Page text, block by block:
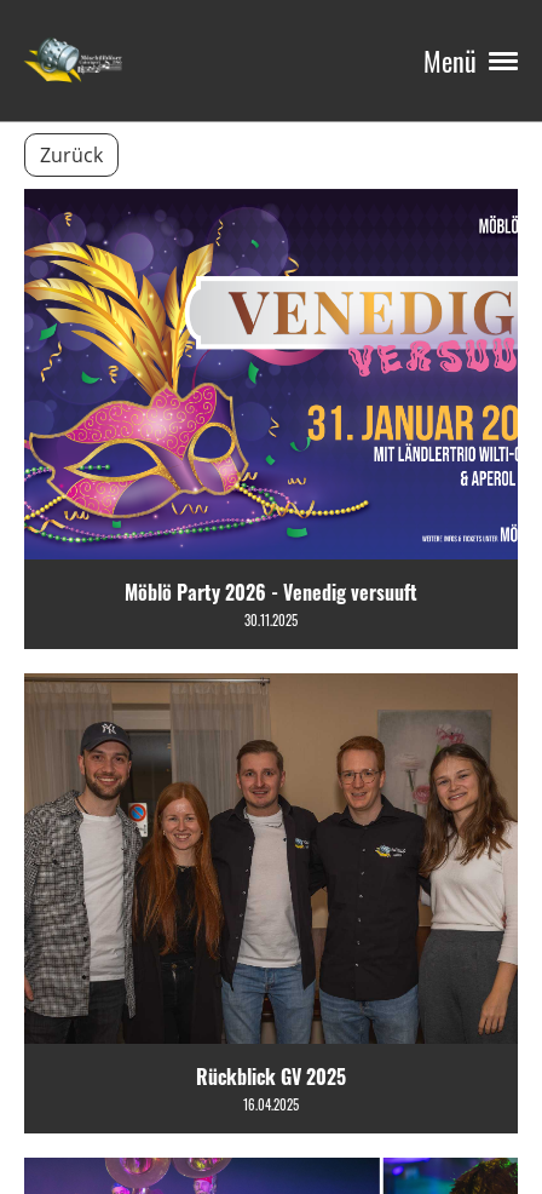
Menü
Zurück
Möblö Party 2026 - Venedig versuuft
30.11.2025
Rückblick GV 2025
16.04.2025